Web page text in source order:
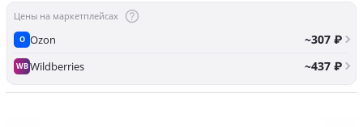
Цены на маркетплейсах
O Ozon ~307 ₽
WBWildberries ~437 ₽